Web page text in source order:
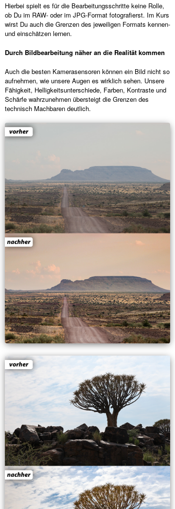
Hierbei spielt es für die Bearbeitungsschritte keine Rolle,
ob Du im RAW- oder im JPG-Format fotografierst. Im Kurs
wirst Du auch die Grenzen des jeweiligen Formats kennen-
und einschätzen lernen.
Durch Bildbearbeitung näher an die Realität kommen
Auch die besten Kamerasensoren können ein Bild nicht so
aufnehmen, wie unsere Augen es wirklich sehen. Unsere
Fähigkeit, Helligkeitsunterschiede, Farben, Kontraste und
Schärfe wahrzunehmen übersteigt die Grenzen des
technisch Machbaren deutlich.